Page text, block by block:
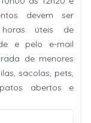
devem ser
úteis de
e pelo e-mail
de menores
sacolas, pets,
abertos e